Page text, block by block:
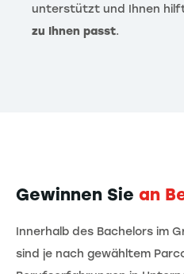
unterstützt und Ihnen
zu Ihnen passt.
Gewinnen Sie an
Innerhalb des Bachelors im
sind je nach gewähltem